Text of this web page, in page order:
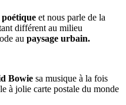
poétique et nous parle de la
différent au milieu
au paysage urbain.
Bowie sa musique à la fois
à jolie carte postale du monde